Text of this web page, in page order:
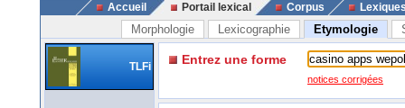
Accueil Portail lexical Corpus
Morphologie Lexicographie Etymologie
TLFi Entrez une forme
notices corrigées